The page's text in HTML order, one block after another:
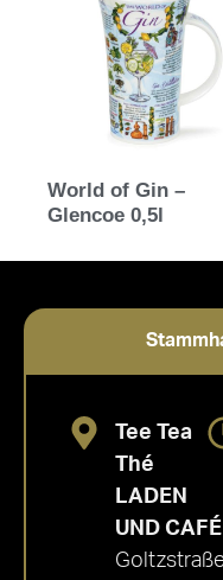
World of Gin –
Glencoe 0,5l
Tee Tea
Thé
LADEN
UND CAFÉ